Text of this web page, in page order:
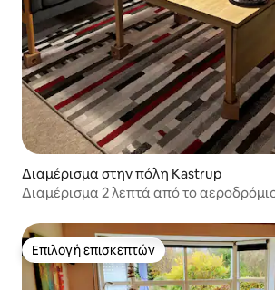
Διαμέρισμα στην πόλη Kastrup
Διαμέρισμα 2 λεπτά από το
Επιλογή επισκεπτών
Επιλογή επισκεπτών